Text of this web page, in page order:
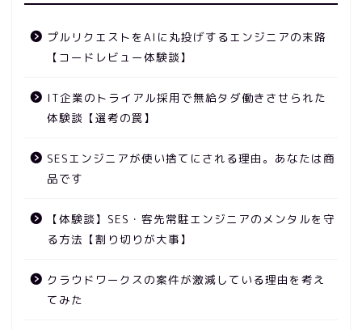
プルリクエストをAIに丸投げするエンジニアの末路
【コードレビュー体験談】
IT企業のトライアル採用で無給タダ働きさせられた
体験談【選考の罠】
SESエンジニアが使い捨てにされる理由。あなたは商
品です
【体験談】SES・客先常駐エンジニアのメンタルを守
る方法【割り切りが大事】
クラウドワークスの案件が激減している理由を考え
てみた